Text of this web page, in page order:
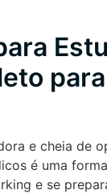
e cheia de
é uma
e se